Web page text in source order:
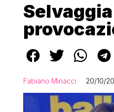
Fabiano Minacci 20/10/